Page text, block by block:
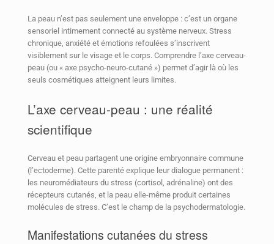
La peau n’est pas seulement une enveloppe : c’est un organe
sensoriel intimement connecté au système nerveux. Stress
chronique, anxiété et émotions refoulées s’inscrivent
visiblement sur le visage et le corps. Comprendre l’axe cerveau-
peau (ou « axe psycho-neuro-cutané ») permet d’agir là où les
seuls cosmétiques atteignent leurs limites.
L’axe cerveau-peau : une réalité
scientifique
Cerveau et peau partagent une origine embryonnaire commune
(l’ectoderme). Cette parenté explique leur dialogue permanent :
les neuromédiateurs du stress (cortisol, adrénaline) ont des
récepteurs cutanés, et la peau elle-même produit certaines
molécules de stress. C’est le champ de la psychodermatologie.
Manifestations cutanées du stress